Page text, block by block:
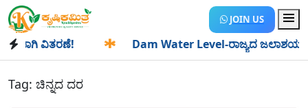
JOIN US
ವಿತರಣೆ! Dam Water Level-ರಾಜ್ಯದ ಜಲಾಶಯಗಳಿಗೆ
Tag: ಚಿನ್ನದ ದರ